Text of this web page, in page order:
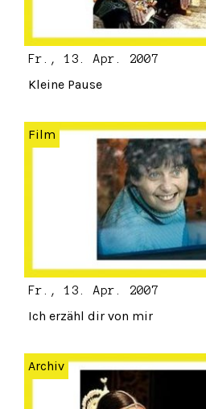
Fr., 13. Apr. 2007
Kleine Pause
Film
Fr., 13. Apr. 2007
Ich erzähl dir von mir
Archiv